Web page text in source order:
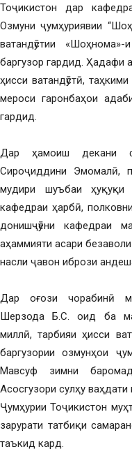
Тоҷикистон дар
Озмуни ҷумҳуриявии
ватандӯстии
баргузор гардид. Ҳадафи
ҳисси ватандӯстӣ,
мероси гаронбаҳои
гардид.
Дар ҳамоиш декани
Сироҷиддини Эмомалӣ,
мудири шуъбаи
кафедраи ҳарбӣ,
донишҷӯёни кафедраи
аҳаммияти асари
насли ҷавон ибрози
Дар оғози чорабинӣ
Шерзода Б.С. оид ба
миллӣ, тарбияи ҳисси
баргузории озмунҳои
Мавсуф зимни
Асосгузори сулҳу
Ҷумҳурии Тоҷикистон
зарурати татбиқи
таъкид кард.